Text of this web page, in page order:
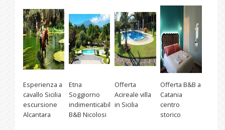
Esperienza a
cavallo Sicilia
escursione
Alcantara
Etna
Soggiorno
indimenticabile
B&B Nicolosi
Offerta
Acireale villa
in Sicilia
Offerta B&B a
Catania
centro
storico